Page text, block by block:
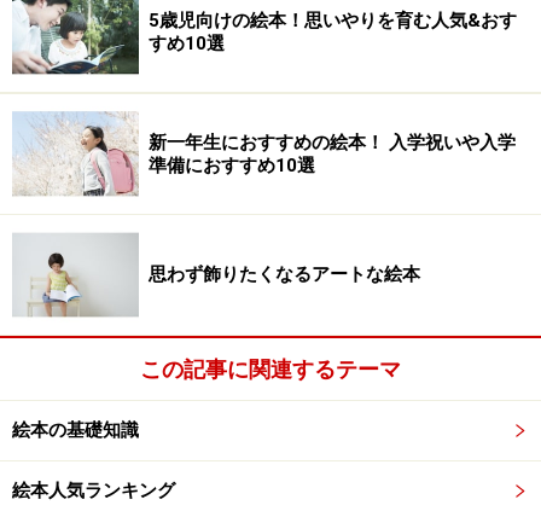
5歳児向けの絵本！思いやりを育む人気&おす
すめ10選
新一年生におすすめの絵本！ 入学祝いや入学
準備におすすめ10選
思わず飾りたくなるアートな絵本
この記事に関連するテーマ
絵本の基礎知識
絵本人気ランキング